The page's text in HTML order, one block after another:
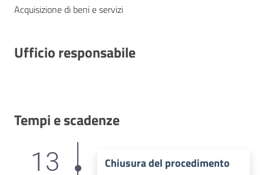
Acquisizione di beni e servizi
Ufficio responsabile
Tempi e scadenze
13 Chiusura del procedimento